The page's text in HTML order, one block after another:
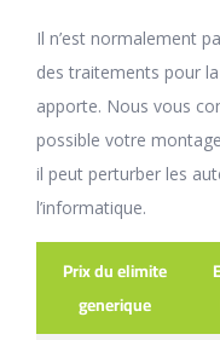
Il n’est normalement
des traitements pour
apporte. Nous vous
possible votre
il peut perturber les
l’informatique.
Prix du elimite
generique